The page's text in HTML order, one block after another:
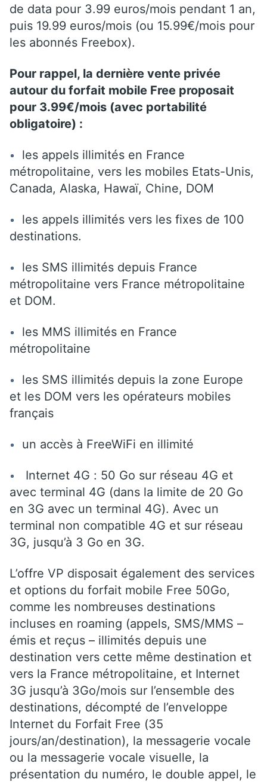
de data pour 3.99 euros/mois pendant 1 an,
puis 19.99 euros/mois (ou 15.99€/mois pour
les abonnés Freebox).
Pour rappel, la dernière vente privée
autour du forfait mobile Free proposait
pour 3.99€/mois (avec portabilité
obligatoire) :
les appels illimités en France
métropolitaine, vers les mobiles Etats-Unis,
Canada, Alaska, Hawaï, Chine, DOM
les appels illimités vers les fixes de 100
destinations.
les SMS illimités depuis France
métropolitaine vers France métropolitaine
et DOM.
les MMS illimités en France
métropolitaine
les SMS illimités depuis la zone Europe
et les DOM vers les opérateurs mobiles
français
un accès à FreeWiFi en illimité
Internet 4G : 50 Go sur réseau 4G et
avec terminal 4G (dans la limite de 20 Go
en 3G avec un terminal 4G). Avec un
terminal non compatible 4G et sur réseau
3G, jusqu’à 3 Go en 3G.
L’offre VP disposait également des services
et options du forfait mobile Free 50Go,
comme les nombreuses destinations
incluses en roaming (appels, SMS/MMS –
émis et reçus – illimités depuis une
destination vers cette même destination et
vers la France métropolitaine, et Internet
3G jusqu’à 3Go/mois sur l’ensemble des
destinations, décompté de l’enveloppe
Internet du Forfait Free (35
jours/an/destination), la messagerie vocale
ou la messagerie vocale visuelle, la
présentation du numéro, le double appel, le